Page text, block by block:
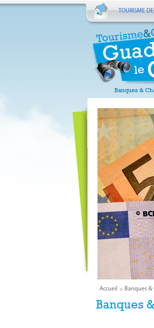
Banques &
TOURISME
Accueil Banques &
Banques